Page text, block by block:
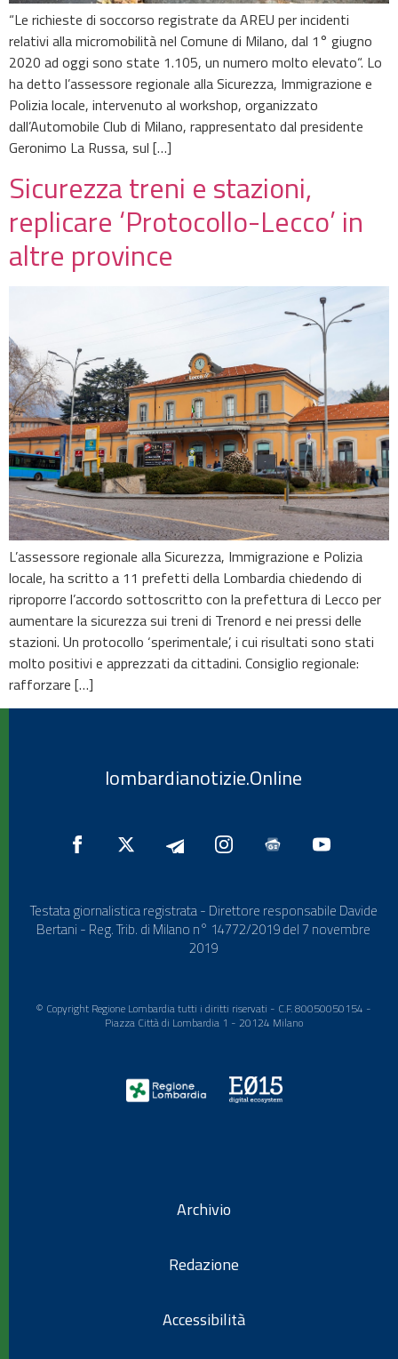
“Le richieste di soccorso registrate da AREU per incidenti
relativi alla micromobilità nel Comune di Milano, dal 1° giugno
2020 ad oggi sono state 1.105, un numero molto elevato“. Lo
ha detto l’assessore regionale alla Sicurezza, Immigrazione e
Polizia locale, intervenuto al workshop, organizzato
dall’Automobile Club di Milano, rappresentato dal presidente
Geronimo La Russa, sul […]
Sicurezza treni e stazioni,
replicare ‘Protocollo-Lecco’ in
altre province
L’assessore regionale alla Sicurezza, Immigrazione e Polizia
locale, ha scritto a 11 prefetti della Lombardia chiedendo di
riproporre l’accordo sottoscritto con la prefettura di Lecco per
aumentare la sicurezza sui treni di Trenord e nei pressi delle
stazioni. Un protocollo ‘sperimentale’, i cui risultati sono stati
molto positivi e apprezzati da cittadini. Consiglio regionale:
rafforzare […]
lombardianotizie.Online
Testata giornalistica registrata - Direttore responsabile Davide
Bertani - Reg. Trib. di Milano n° 14772/2019 del 7 novembre
2019
© Copyright Regione Lombardia tutti i diritti riservati - C.F. 80050050154 -
Piazza Città di Lombardia 1 - 20124 Milano
Archivio
Redazione
Accessibilità